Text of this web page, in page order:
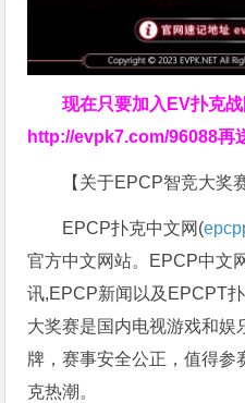
现在只要加入EV扑克战
http://evpk7.com/96088再
【关于EPCP智竞大奖
EPCP扑克中文网(
官方中文网站。EPCP中文
讯,EPCP新闻以及EPCPT
大奖赛是国内电视游戏和娱
牌，赛事安全公正，值得参
克热潮。